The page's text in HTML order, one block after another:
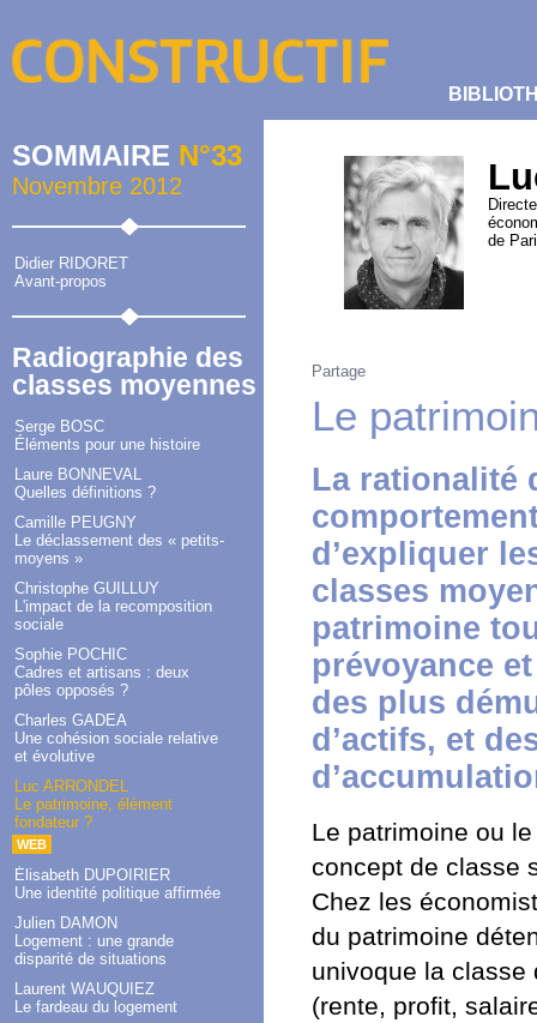
SOMMAIRE N°33
Novembre 2012
Didier RIDORET
Avant-propos
Radiographie des
classes moyennes
Serge BOSC
Éléments pour une histoire
Laure BONNEVAL
Quelles définitions ?
Camille PEUGNY
Le déclassement des « petits-
moyens »
Christophe GUILLUY
L'impact de la recomposition
sociale
Sophie POCHIC
Cadres et artisans : deux
pôles opposés ?
Charles GADEA
Une cohésion sociale relative
et évolutive
Luc ARRONDEL
Le patrimoine, élément
fondateur ?
WEB
Élisabeth DUPOIRIER
Une identité politique affirmée
Julien DAMON
Logement : une grande
disparité de situations
Laurent WAUQUIEZ
Le fardeau du logement
de
Partage
Le
La rationalité
d’expliquer
classes
patrimoine
prévoyance
des plus
d’actifs, et
Le patrimoine ou
concept de classe
Chez les
du patrimoine
univoque la classe
(rente, profit,